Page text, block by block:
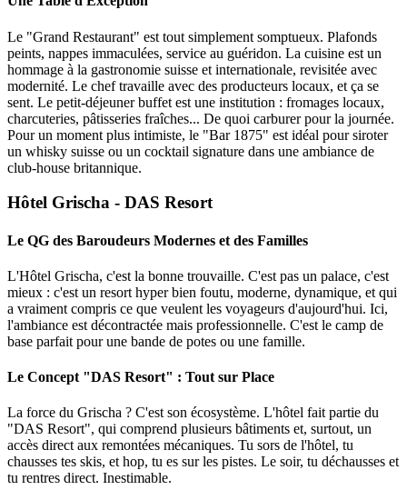
Le "Grand Restaurant" est tout simplement somptueux. Plafonds
peints, nappes immaculées, service au guéridon. La cuisine est un
hommage à la gastronomie suisse et internationale, revisitée avec
modernité. Le chef travaille avec des producteurs locaux, et ça se
sent. Le petit-déjeuner buffet est une institution : fromages locaux,
charcuteries, pâtisseries fraîches... De quoi carburer pour la journée.
Pour un moment plus intimiste, le "Bar 1875" est idéal pour siroter
un whisky suisse ou un cocktail signature dans une ambiance de
club-house britannique.
Hôtel Grischa - DAS Resort
Le QG des Baroudeurs Modernes et des Familles
L'Hôtel Grischa, c'est la bonne trouvaille. C'est pas un palace, c'est
mieux : c'est un resort hyper bien foutu, moderne, dynamique, et qui
a vraiment compris ce que veulent les voyageurs d'aujourd'hui. Ici,
l'ambiance est décontractée mais professionnelle. C'est le camp de
base parfait pour une bande de potes ou une famille.
Le Concept "DAS Resort" : Tout sur Place
La force du Grischa ? C'est son écosystème. L'hôtel fait partie du
"DAS Resort", qui comprend plusieurs bâtiments et, surtout, un
accès direct aux remontées mécaniques. Tu sors de l'hôtel, tu
chausses tes skis, et hop, tu es sur les pistes. Le soir, tu déchausses et
tu rentres direct. Inestimable.